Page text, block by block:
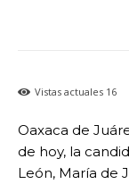
Vistas actuales 16
Oaxaca de
de hoy, la
León, María de